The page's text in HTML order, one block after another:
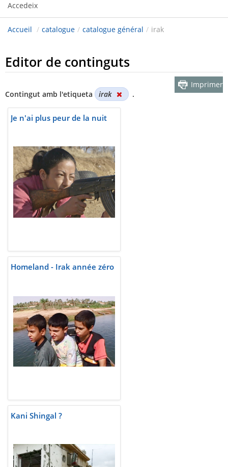
Accedeix
Accueil / catalogue / catalogue général / irak
Editor de continguts
Contingut amb l'etiqueta irak .
Imprimer
Je n'ai plus peur de la nuit
Homeland - Irak année zéro
Kani Shingal ?